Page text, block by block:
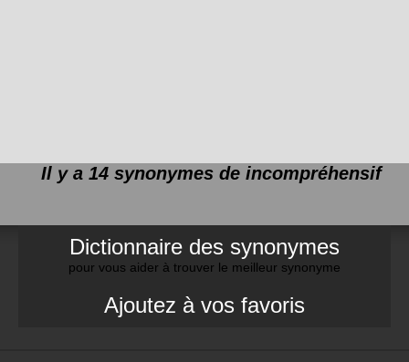
Il y a 14 synonymes de incompréhensif
Dictionnaire des synonymes
pour vous aider à trouver le meilleur synonyme
Ajoutez à vos favoris